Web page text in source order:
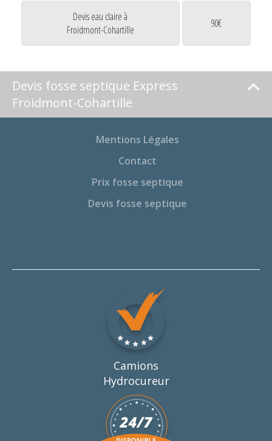
Devis eau claire à
Froidmont-Cohartille
90€
Devis fosse septique Express
Froidmont-Cohartille
Mentions Légales
Contact
Prix fosse septique
Devis fosse septique
Camions
Hydrocureur